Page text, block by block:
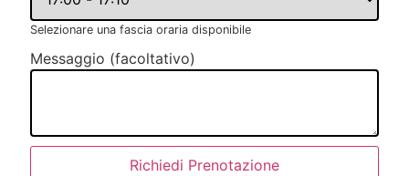
Selezionare una fascia oraria disponibile
Messaggio (facoltativo)
Richiedi Prenotazione